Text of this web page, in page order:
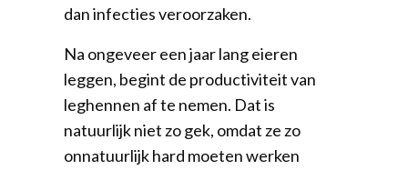
dan infecties veroorzaken.
Na ongeveer een jaar lang eieren
leggen, begint de productiviteit van
leghennen af te nemen. Dat is
natuurlijk niet zo gek, omdat ze zo
onnatuurlijk hard moeten werken